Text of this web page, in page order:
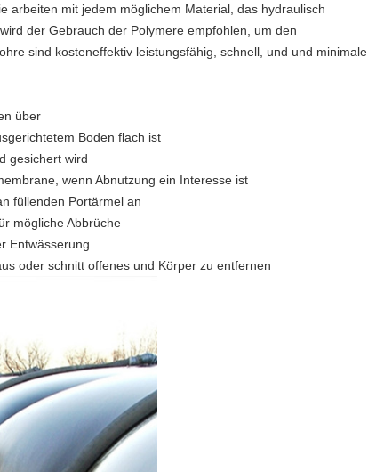
arbeiten mit jedem möglichem Material, das hydraulisch
der Gebrauch der Polymere empfohlen, um den
sind kosteneffektiv leistungsfähig, schnell, und und minimale
über
Boden flach ist
gesichert wird
wenn Abnutzung ein Interesse ist
füllenden Portärmel an
mögliche Abbrüche
Entwässerung
oder schnitt offenes und Körper zu entfernen